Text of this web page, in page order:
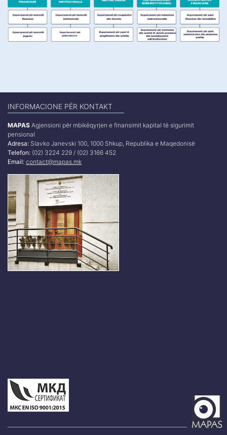
INFORMACIONE PËR KONTAKT
MAPAS Agjensioni për mbikëqyrjen e finansimit kapital të sigurimit
pensional
Adresa: Slavko Janevski 100, 1000 Shkup, Republika e Maqedonisë
Telefon: (02) 3224 229 / (02) 3166 452
Email: contact@mapas.mk